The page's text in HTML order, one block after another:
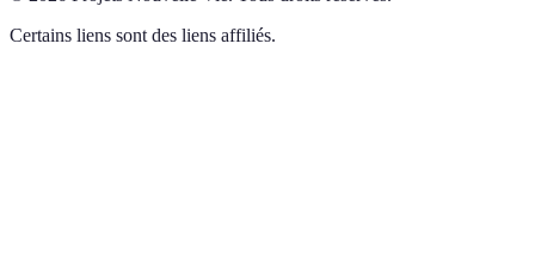
Certains liens sont des liens affiliés.